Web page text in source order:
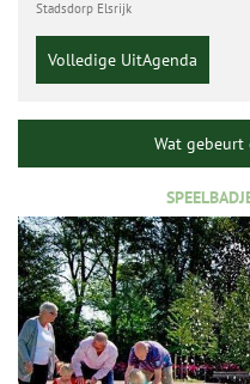
Stadsdorp Elsrijk
Volledige UitAgenda
Wat